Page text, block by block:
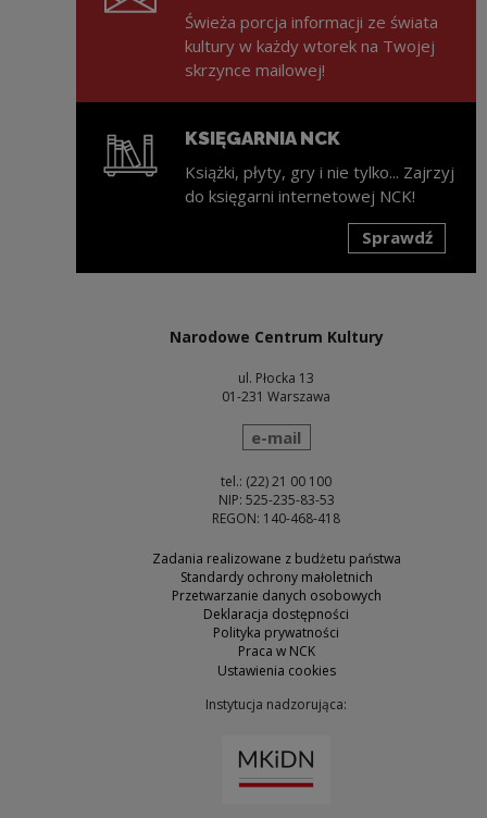
Świeża porcja informacji ze świata
kultury w każdy wtorek na Twojej
skrzynce mailowej!
KSIĘGARNIA NCK
Książki, płyty, gry i nie tylko... Zajrzyj
do księgarni internetowej NCK!
Sprawdź
Narodowe Centrum Kultury
ul. Płocka 13
01-231 Warszawa
wyślij wiadomość
e-mail
tel.: (22) 21 00 100
NIP: 525-235-83-53
REGON: 140-468-418
Zadania realizowane z budżetu państwa
Standardy ochrony małoletnich
Przetwarzanie danych osobowych
Deklaracja dostępności
Polityka prywatności
Praca w NCK
Ustawienia cookies
Instytucja nadzorująca: